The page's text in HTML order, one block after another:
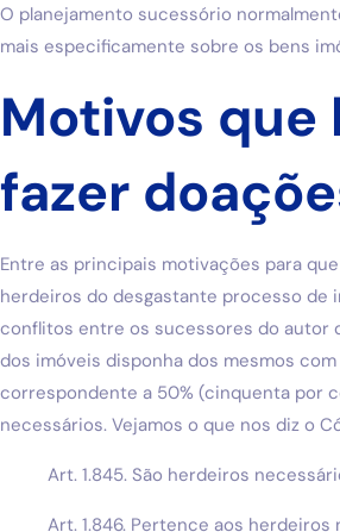
O planejamento sucessório
mais especificamente sobre os bens
Motivos que
fazer
Entre as principais motivações para
herdeiros do desgastante processo de
conflitos entre os sucessores do autor
dos imóveis disponha dos mesmos
correspondente a 50% (cinquenta por
necessários. Vejamos o que nos diz o
Art. 1.845. São herdeiros
Art. 1.846. Pertence aos